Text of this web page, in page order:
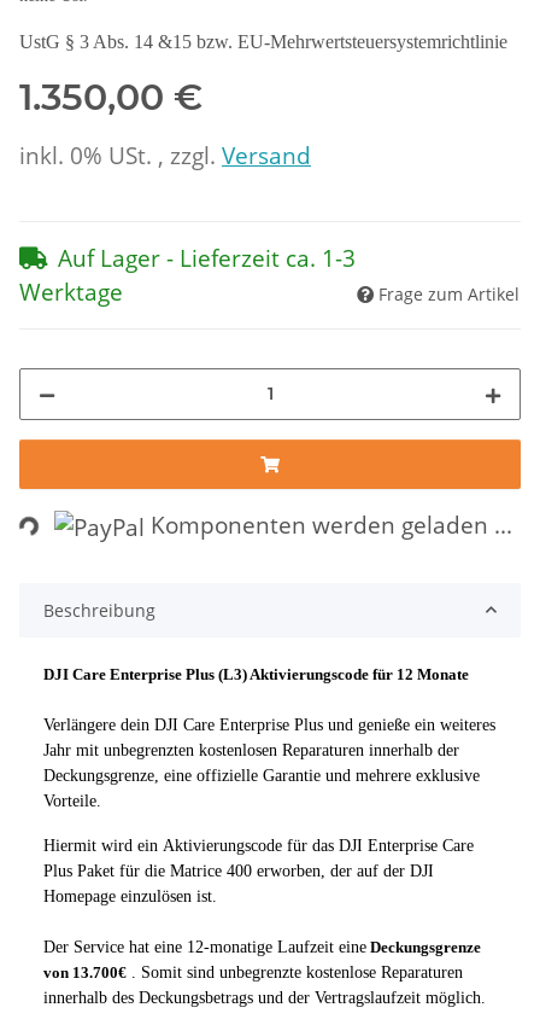
UstG § 3 Abs. 14 &15 bzw. EU-Mehrwertsteuersystemrichtlinie
1.350,00 €
inkl. 0% USt. , zzgl. Versand
Auf Lager - Lieferzeit ca. 1-3
Werktage
Frage zum Artikel
Komponenten werden geladen ...
Beschreibung
DJI Care Enterprise Plus (L3) Aktivierungscode für 12 Monate
Verlängere dein DJI Care Enterprise Plus und genieße ein weiteres
Jahr mit unbegrenzten kostenlosen Reparaturen innerhalb der
Deckungsgrenze, eine offizielle Garantie und mehrere exklusive
Vorteile.
Hiermit wird ein Aktivierungscode für das DJI Enterprise Care
Plus Paket für die Matrice 400 erworben, der auf der DJI
Homepage einzulösen ist.
Der Service hat eine 12-monatige Laufzeit eine Deckungsgrenze
von 13.700€
. Somit sind unbegrenzte kostenlose Reparaturen
innerhalb des Deckungsbetrags und der Vertragslaufzeit möglich.